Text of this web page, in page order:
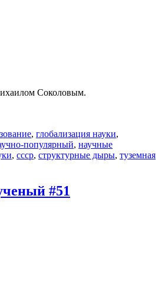
Соколовым.
, глобализация науки,
популярный, научные
, ссср, структурные дыры, туземная
#51